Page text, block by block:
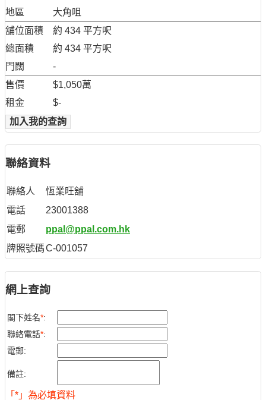
地區
大角咀
舖位面積
約 434 平方呎
總面積
約 434 平方呎
門闊
-
售價
$1,050萬
租金
$-
加入我的查詢
聯絡資料
聯絡人
恆業旺舖
電話
23001388
電郵
ppal@ppal.com.hk
牌照號碼C-001057
網上查詢
閣下姓名*:
聯絡電話*:
電郵:
備註:
「*」為必填資料